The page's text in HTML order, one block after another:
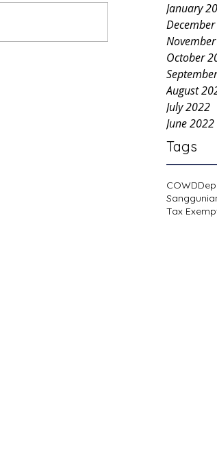
January
October
August
July 2022
June 2022
Tags
COWD
Tax